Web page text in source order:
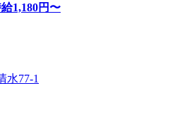
給1,180円〜
水77-1